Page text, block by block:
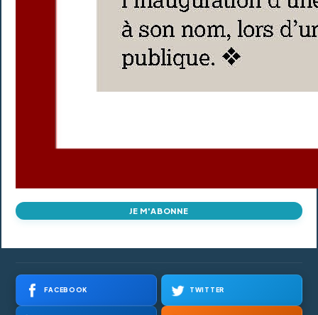
JE M'ABONNE
FACEBOOK TWITTER